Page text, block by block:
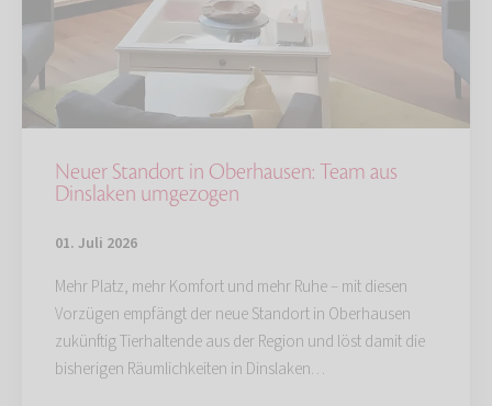
Neuer Standort in Oberhausen: Team aus
Dinslaken umgezogen
01. Juli 2026
Mehr Platz, mehr Komfort und mehr Ruhe – mit diesen
Vorzügen empfängt der neue Standort in Oberhausen
zukünftig Tierhaltende aus der Region und löst damit die
bisherigen Räumlichkeiten in Dinslaken…